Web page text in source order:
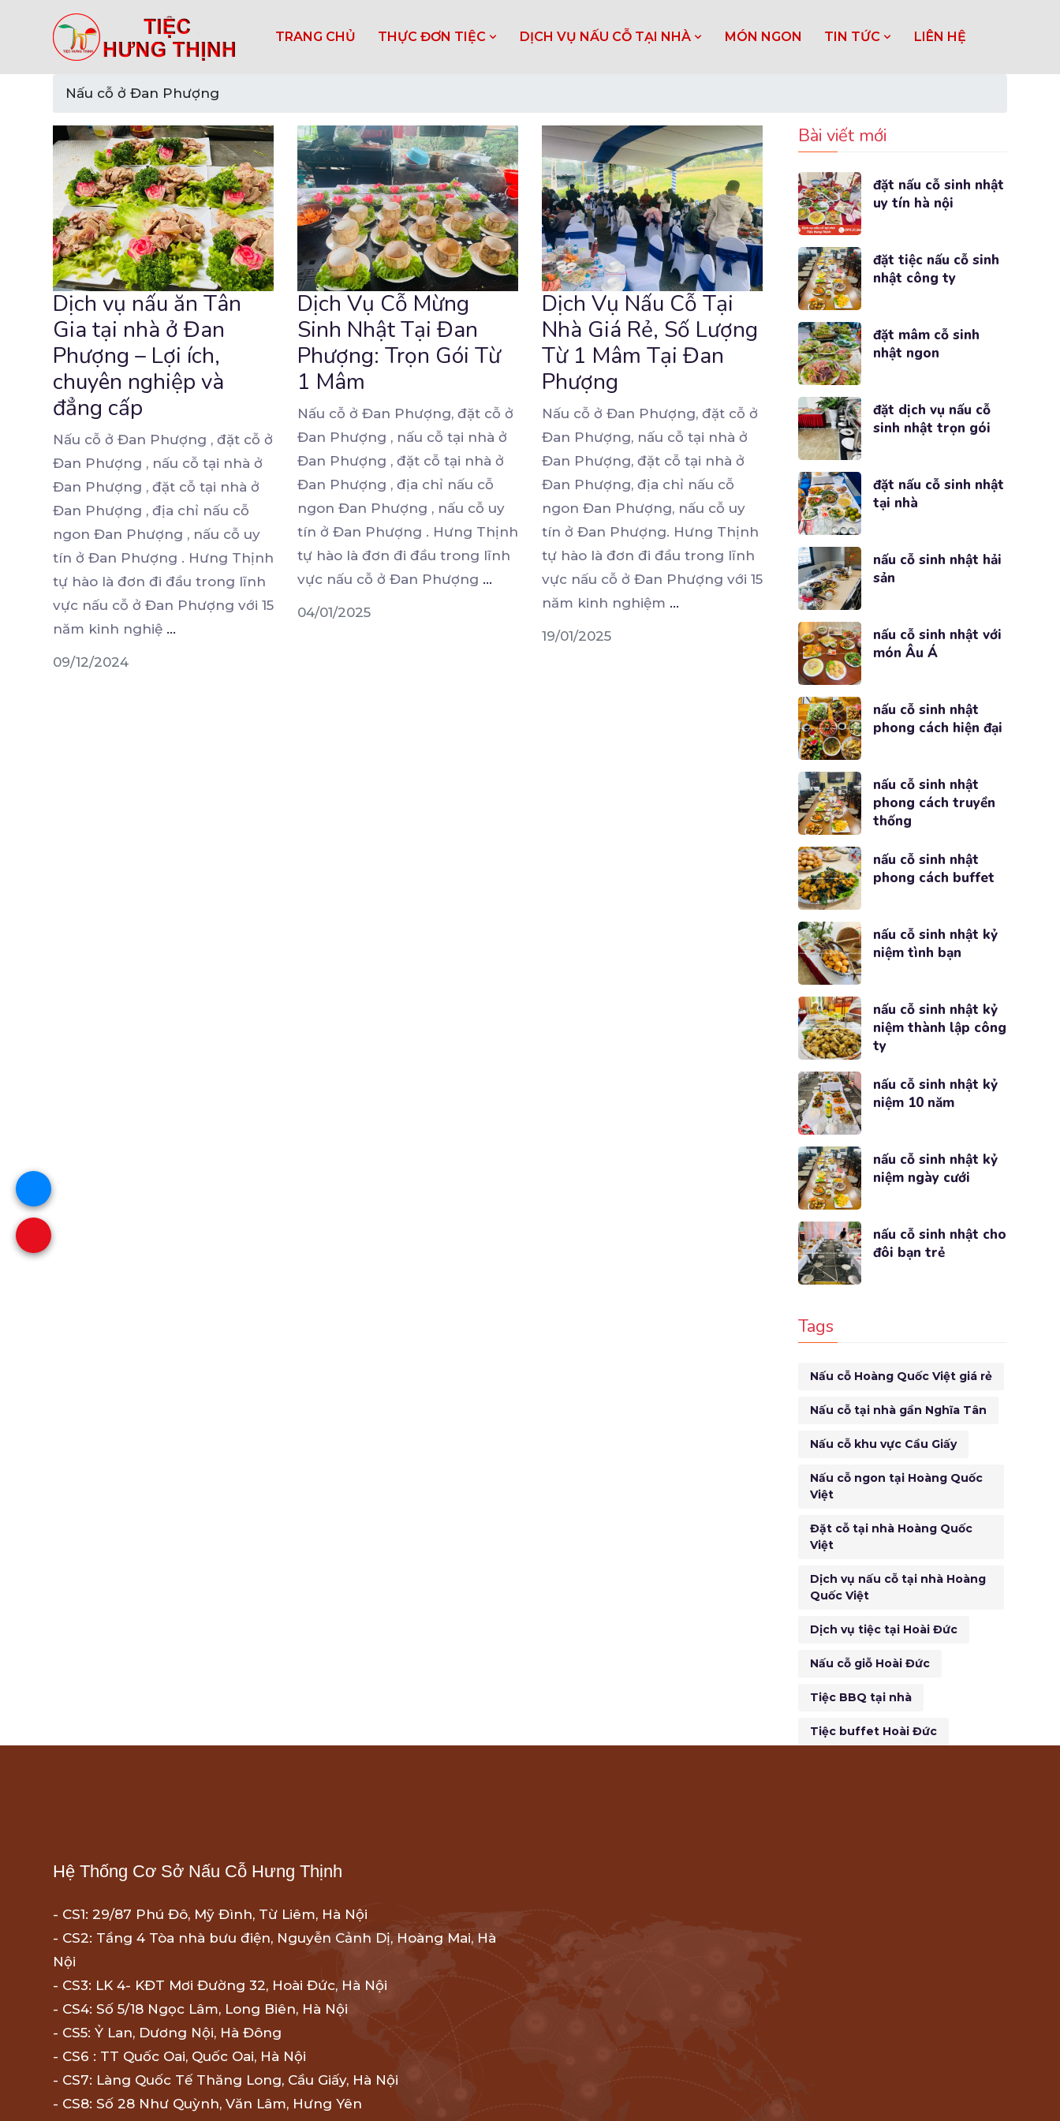
TRANG CHỦ THỰC ĐƠN TIỆC DỊCH VỤ NẤU CỖ TẠI NHÀ MÓN NGON TIN TỨC LIÊN HỆ
Nấu cỗ ở Đan Phượng
Dịch vụ nấu ăn Tân
Gia tại nhà ở Đan
Phượng – Lợi ích,
chuyên nghiệp và
đẳng cấp
Nấu cỗ ở Đan Phượng , đặt cỗ ở
Đan Phượng , nấu cỗ tại nhà ở
Đan Phượng , đặt cỗ tại nhà ở
Đan Phượng , địa chỉ nấu cỗ
ngon Đan Phượng , nấu cỗ uy
tín ở Đan Phượng . Hưng Thịnh
tự hào là đơn đi đầu trong lĩnh
vực nấu cỗ ở Đan Phượng với 15
năm kinh nghiệ ...
09/12/2024
Dịch Vụ Cỗ Mừng
Sinh Nhật Tại Đan
Phượng: Trọn Gói Từ
1 Mâm
Nấu cỗ ở Đan Phượng, đặt cỗ ở
Đan Phượng , nấu cỗ tại nhà ở
Đan Phượng , đặt cỗ tại nhà ở
Đan Phượng , địa chỉ nấu cỗ
ngon Đan Phượng , nấu cỗ uy
tín ở Đan Phượng . Hưng Thịnh
tự hào là đơn đi đầu trong lĩnh
vực nấu cỗ ở Đan Phượng ...
04/01/2025
Dịch Vụ Nấu Cỗ Tại
Nhà Giá Rẻ, Số Lượng
Từ 1 Mâm Tại Đan
Phượng
Nấu cỗ ở Đan Phượng, đặt cỗ ở
Đan Phượng, nấu cỗ tại nhà ở
Đan Phượng, đặt cỗ tại nhà ở
Đan Phượng, địa chỉ nấu cỗ
ngon Đan Phượng, nấu cỗ uy
tín ở Đan Phượng. Hưng Thịnh
tự hào là đơn đi đầu trong lĩnh
vực nấu cỗ ở Đan Phượng với 15
năm kinh nghiệm ...
19/01/2025
Bài viết mới
đặt nấu cỗ sinh nhật
uy tín hà nội
đặt tiệc nấu cỗ sinh
nhật công ty
đặt mâm cỗ sinh
nhật ngon
đặt dịch vụ nấu cỗ
sinh nhật trọn gói
đặt nấu cỗ sinh nhật
tại nhà
nấu cỗ sinh nhật hải
sản
nấu cỗ sinh nhật với
món Âu Á
nấu cỗ sinh nhật
phong cách hiện đại
nấu cỗ sinh nhật
phong cách truyền
thống
nấu cỗ sinh nhật
phong cách buffet
nấu cỗ sinh nhật kỷ
niệm tình bạn
nấu cỗ sinh nhật kỷ
niệm thành lập công
ty
nấu cỗ sinh nhật kỷ
niệm 10 năm
nấu cỗ sinh nhật kỷ
niệm ngày cưới
nấu cỗ sinh nhật cho
đôi bạn trẻ
Tags
Nấu cỗ Hoàng Quốc Việt giá rẻ
Nấu cỗ tại nhà gần Nghĩa Tân
Nấu cỗ khu vực Cầu Giấy
Nấu cỗ ngon tại Hoàng Quốc
Việt
Đặt cỗ tại nhà Hoàng Quốc
Việt
Dịch vụ nấu cỗ tại nhà Hoàng
Quốc Việt
Dịch vụ tiệc tại Hoài Đức
Nấu cỗ giỗ Hoài Đức
Tiệc BBQ tại nhà
Tiệc buffet Hoài Đức
Hệ Thống Cơ Sở Nấu Cỗ Hưng Thịnh
- CS1: 29/87 Phú Đô, Mỹ Đình, Từ Liêm, Hà Nội
- CS2: Tầng 4 Tòa nhà bưu điện, Nguyễn Cảnh Dị, Hoàng Mai, Hà
Nội
- CS3: LK 4- KĐT Mơi Đường 32, Hoài Đức, Hà Nội
- CS4: Số 5/18 Ngọc Lâm, Long Biên, Hà Nội
- CS5: Ỷ Lan, Dương Nội, Hà Đông
- CS6 : TT Quốc Oai, Quốc Oai, Hà Nội
- CS7: Làng Quốc Tế Thăng Long, Cầu Giấy, Hà Nội
- CS8: Số 28 Như Quỳnh, Văn Lâm, Hưng Yên